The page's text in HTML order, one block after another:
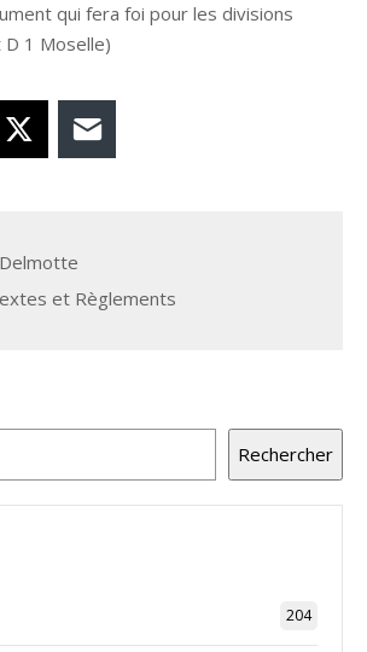
qui fera foi pour les divisions
1 Moselle)
et Règlements
Rechercher
204